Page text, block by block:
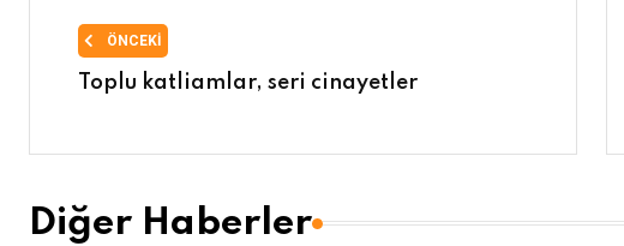
ÖNCEKI
Toplu katliamlar, seri cinayetler
Diğer Haberler